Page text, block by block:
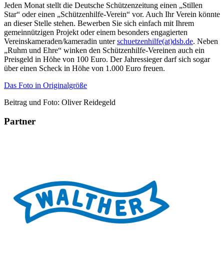
Jeden Monat stellt die Deutsche Schützenzeitung einen „Stillen
Star“ oder einen „Schützenhilfe-Verein“ vor. Auch Ihr Verein könnte
an dieser Stelle stehen. Bewerben Sie sich einfach mit Ihrem
gemeinnützigen Projekt oder einem besonders engagierten
Vereinskameraden/kameradin unterschuetzenhilfe(at)dsb.de. Neben
„Ruhm und Ehre“ winken den Schützenhilfe-Vereinen auch ein
Preisgeld in Höhe von 100 Euro. Der Jahressieger darf sich sogar
über einen Scheck in Höhe von 1.000 Euro freuen.
Das Foto in Originalgröße
Beitrag und Foto: Oliver Reidegeld
Partner